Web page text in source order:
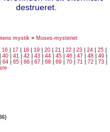
destrueret.
mystik » Moses-mysteriet
16 17 18 19 20 21 22 23 24 25
40 41 42 43 44 45 46 47 48 49
64 65 66 67 68 69 70 71 72 73